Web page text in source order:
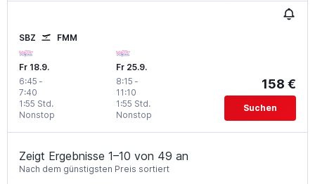
SBZ FMM
Fr 18.9.
6:45 -
7:40
Nonstop
1:55 Std.
Fr 25.9.
8:15 -
11:10
Nonstop
1:55 Std.
158 €
Suchen
Zeigt Ergebnisse 1–10 von 49 an
Nach dem günstigsten Preis sortiert